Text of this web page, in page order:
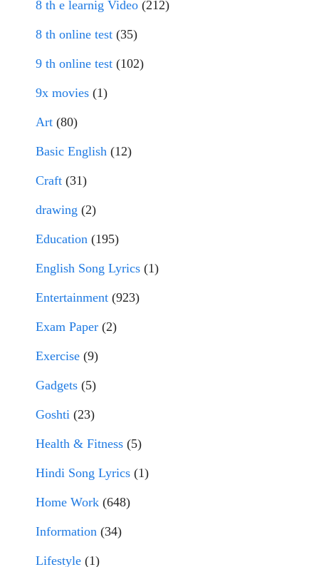
8 th e learnig Video (212)
8 th online test (35)
9 th online test (102)
9x movies (1)
Art (80)
Basic English (12)
Craft (31)
drawing (2)
Education (195)
English Song Lyrics (1)
Entertainment (923)
Exam Paper (2)
Exercise (9)
Gadgets (5)
Goshti (23)
Health & Fitness (5)
Hindi Song Lyrics (1)
Home Work (648)
Information (34)
Lifestyle (1)